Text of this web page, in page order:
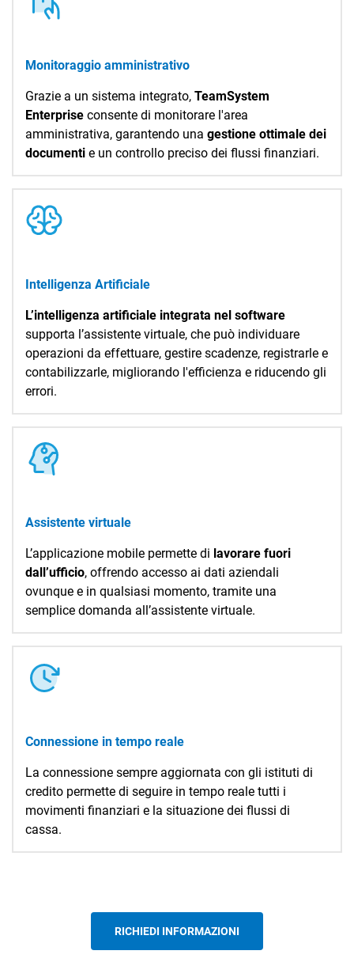
flussi bancari
gli errori e risparmiare tempo prezioso. In sintesi,
unsoftware di controllo gestionenon solo
migliora la produttività , ma offre anche un
vantaggio competitivo, facilitando il
raggiungimento degli obiettivi aziendali e
Monitoraggio amministrativo
Grazie a un sistema integrato, TeamSystem
Enterprise consente di monitorare l'area
amministrativa, garantendo una gestione ottimale dei
documenti e un controllo preciso dei flussi finanziari.
Intelligenza Artificiale
L’intelligenza artificiale integrata nel software
supporta l’assistente virtuale, che può individuare
operazioni da effettuare, gestire scadenze, registrarle e
contabilizzarle, migliorando l'efficienza e riducendo gli
errori.
Assistente virtuale
L’applicazione mobile permette di lavorare fuori
dall’ufficio, offrendo accesso ai dati aziendali
ovunque e in qualsiasi momento, tramite una
semplice domanda all’assistente virtuale.
Connessione in tempo reale
La connessione sempre aggiornata con gli istituti di
credito permette di seguire in tempo reale tutti i
movimenti finanziari e la situazione dei flussi di
cassa.
RICHIEDI INFORMAZIONI